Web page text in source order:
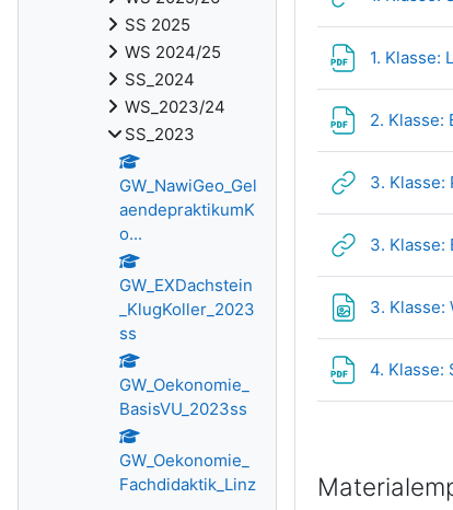
1. Klasse:
2. Klasse:
3. Klasse:
3. Klasse:
3. Klasse:
4. Klasse:
SS 2025
WS 2024/25
SS_2024
WS_2023/24
SS_2023
GW_NawiGeo_Gel
aendepraktikumK
o...
GW_EXDachstein
_KlugKoller_2023
ss
GW_Oekonomie_
BasisVU_2023ss
GW_Oekonomie_
Fachdidaktik_Linz